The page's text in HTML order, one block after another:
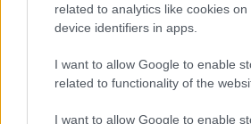
related to analytics like cookies on
device identifiers in apps.
I want to allow Google to enable
related to functionality of the
I want to allow Google to enable